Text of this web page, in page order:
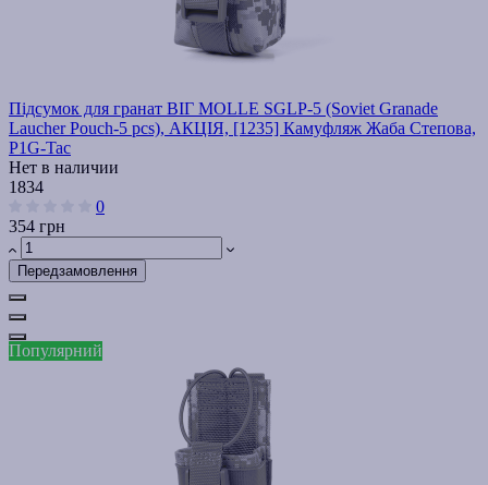
Підсумок для гранат ВІГ MOLLE SGLP-5 (Soviet Granade
Laucher Pouch-5 pcs), АКЦІЯ, [1235] Камуфляж Жаба Степова,
P1G-Tac
Нет в наличии
1834
0
354 грн
Передзамовлення
Популярний